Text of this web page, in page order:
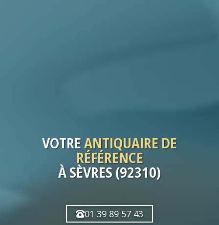
VOTREANTIQUAIRE DE
RÉFÉRENCE
À SÈVRES (92310)
01 39 89 57 43